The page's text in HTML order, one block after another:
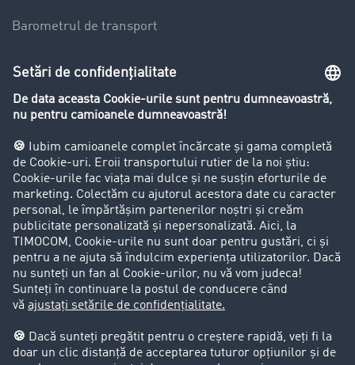
Barometrul de transport
Restricții de circulație pentru autocamioane
Firma
Success Stories
Clienții aduc clienți
Aspecte legale
Impressum
Protecția datelor